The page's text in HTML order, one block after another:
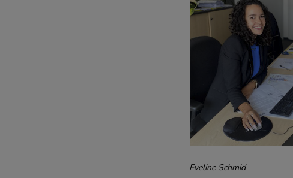
Eveline Schmid